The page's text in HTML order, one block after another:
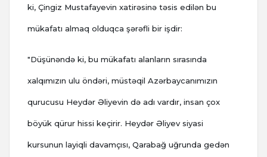
ki, Çingiz Mustafayevin xatirəsinə təsis edilən bu
mükafatı almaq olduqca şərəfli bir işdir:
"Düşünəndə ki, bu mükafatı alanların sırasında
xalqımızın ulu öndəri, müstəqil Azərbaycanımızın
qurucusu Heydər Əliyevin də adı vardır, insan çox
böyük qürur hissi keçirir. Heydər Əliyev siyasi
kursunun layiqli davamçısı, Qarabağ uğrunda gedən